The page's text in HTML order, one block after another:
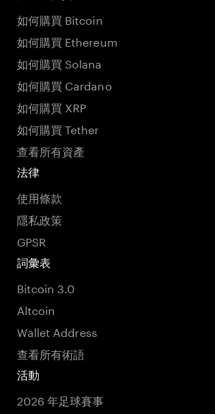
如何購買 Bitcoin
如何購買 Ethereum
如何購買 Solana
如何購買 Cardano
如何購買 XRP
如何購買 Tether
查看所有資產
法律
使用條款
隱私政策
GPSR
詞彙表
Bitcoin 3.0
Altcoin
Wallet Address
查看所有術語
活動
2026 年足球賽事